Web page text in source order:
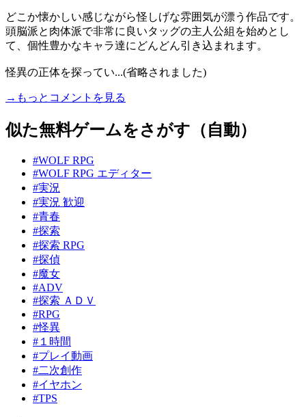
どこか懐かしい感じながら怪しげな雰囲気が漂う作品です。
頭脳派と肉体派で非常に良いタッグの主人公組を始めとし
て、個性豊かなキャラ達にどんどん引き込まれます。
怪異の正体を探ってい...(省略されました)
→もっとコメントを見る
似た無料ゲームをさがす（自動）
#WOLF RPG
#WOLF RPG エディター
#実況
#実況 歓迎
#青春
#探索
#探索 RPG
#探偵
#魔女
#ADV
#探索 ＡＤＶ
#RPG
#怪異
#１時間
#プレイ動画
#二次創作
#イヤホン
#TPS